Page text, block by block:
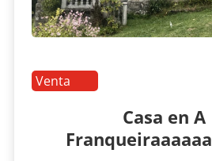
Venta
Casa en A